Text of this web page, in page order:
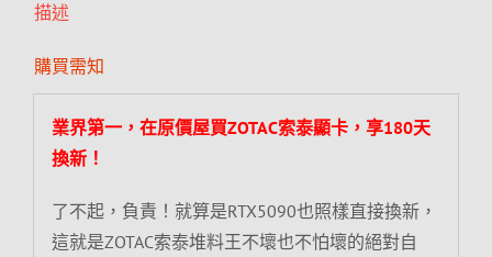
描述
購買需知
業界第一，在原價屋買ZOTAC索泰顯卡，享180天
換新！
了不起，負責！就算是RTX5090也照樣直接換新，
這就是ZOTAC索泰堆料王不壞也不怕壞的絕對自